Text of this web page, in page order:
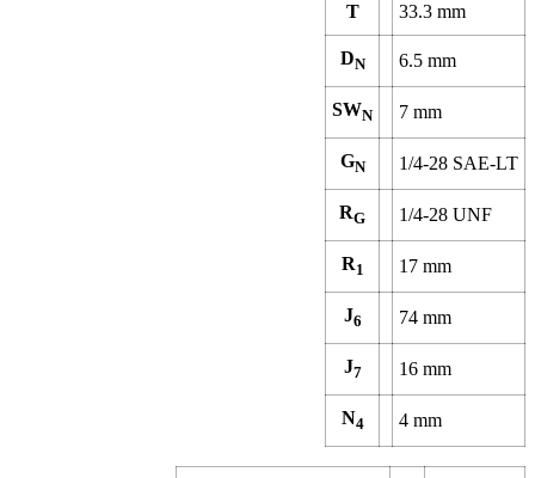
T 33.3 mm
DN 6.5 mm
SWN 7 mm
GN 1/4-28 SAE-LT
RG 1/4-28 UNF
R1 17 mm
J6 74 mm
J7 16 mm
N4 4 mm